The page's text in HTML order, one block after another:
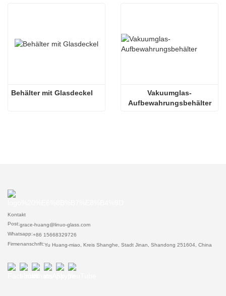
Behälter mit Glasdeckel
Vakuumglas-
Aufbewahrungsbehälter
Kontakt
Post:grace-huang@linuo-glass.com
Whatsapp:+86 15668329726
Firmenanschrift:Yu Huang-miao, Kreis Shanghe, Stadt Jinan, Shandong 251604, China